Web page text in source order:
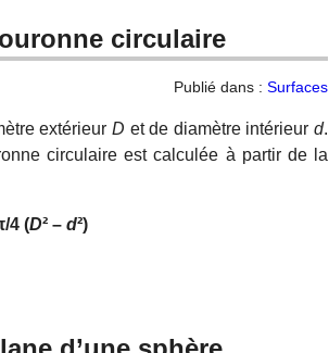
circulaire
Publié dans : Surfaces
extérieurD et de diamètre intérieurd.
circulaire est calculée à partir de la
4 (D² – d²)